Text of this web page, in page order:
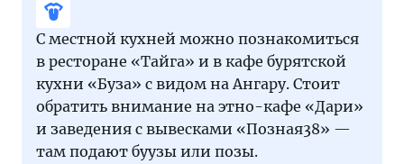
С местной кухней можно познакомиться
в ресторане «Тайга» и в кафе бурятской
кухни «Буза» с видом на Ангару. Стоит
обратить внимание на этно-кафе «Дари»
и заведения с вывесками «Позная38» —
там подают буузы или позы.